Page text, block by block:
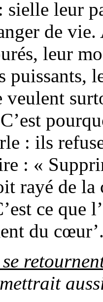
sielle leur
de
leur
puissants,
veulent
: ils
: «
rayé de la
ce que
du